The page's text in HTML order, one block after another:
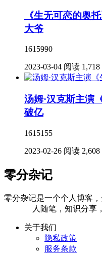
《生无可恋的奥
大爷
1615990
2023-03-04 阅读 1,718
汤姆·汉克斯主演
破亿
1615155
2023-02-26 阅读 2,608
零分杂记
零分杂记是一个个人博客
人随笔，知识分享
关于我们
隐私政策
服务条款